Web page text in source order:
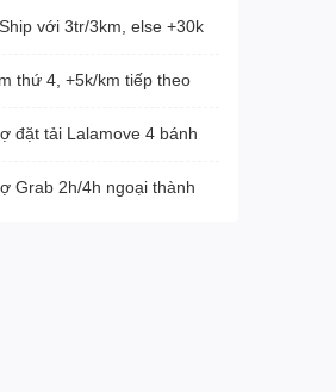
với 3tr/3km, else +30k
thứ 4, +5k/km tiếp theo
đặt tải Lalamove 4 bánh
Grab 2h/4h ngoại thành